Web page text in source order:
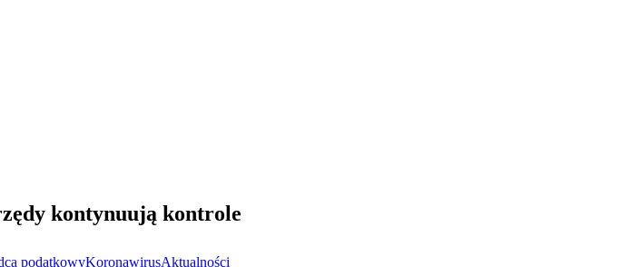
kontynuują kontrole
podatkowyKoronawirusAktualności